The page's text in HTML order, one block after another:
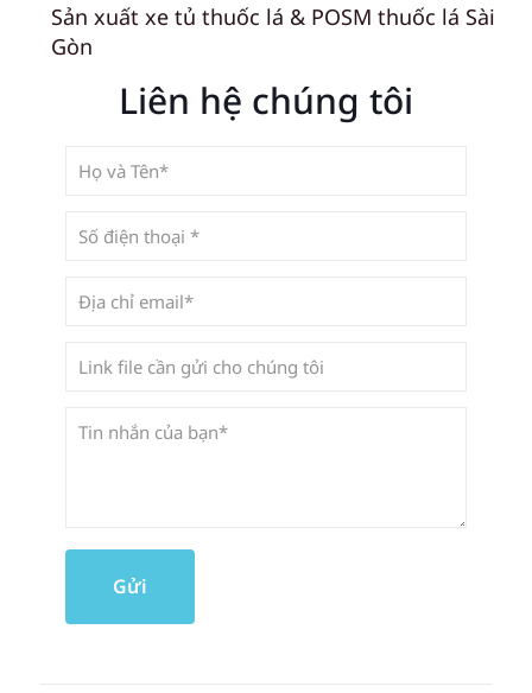
Sản xuất xe tủ thuốc lá & POSM thuốc lá Sài
Gòn
Liên hệ chúng tôi